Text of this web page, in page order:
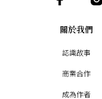
關於我們
認識故事
商業合作
成為作者